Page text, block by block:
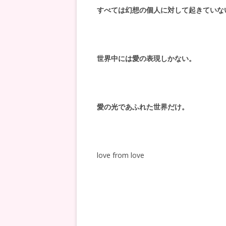
すべては幻想の個人に対して起きてい
世界中には愛の表現しかない。
愛の光であふれた世界だけ。
love from love